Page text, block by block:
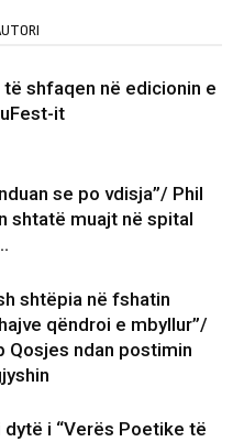
shfaqen në edicionin e
it
se po vdisja”/ Phil
shtatë muajt në spital
shtëpia në fshatin
qëndroi e mbyllur”/
Qosjes ndan postimin
dytë i “Verës Poetike të